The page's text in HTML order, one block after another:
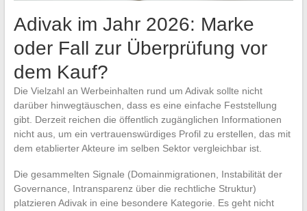
Adivak im Jahr 2026: Marke
oder Fall zur Überprüfung vor
dem Kauf?
Die Vielzahl an Werbeinhalten rund um Adivak sollte nicht
darüber hinwegtäuschen, dass es eine einfache Feststellung
gibt. Derzeit reichen die öffentlich zugänglichen Informationen
nicht aus, um ein vertrauenswürdiges Profil zu erstellen, das mit
dem etablierter Akteure im selben Sektor vergleichbar ist.
Die gesammelten Signale (Domainmigrationen, Instabilität der
Governance, Intransparenz über die rechtliche Struktur)
platzieren Adivak in eine besondere Kategorie. Es geht nicht